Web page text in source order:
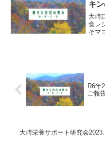
キ
大崎
食レ
そマ
R6年
ご報
大崎栄養サポート研究会